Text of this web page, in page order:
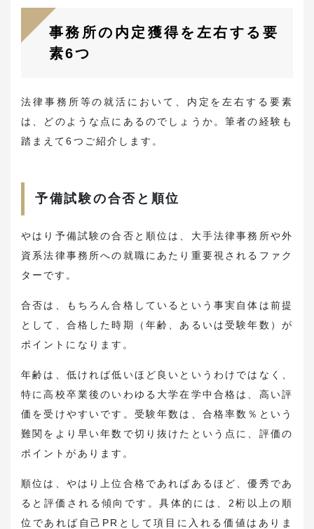
事務所の内定獲得を左右する要
素6つ
法律事務所等の就活において、内定を左右する要素
は、どのような点にあるのでしょうか。筆者の経験も
踏まえて6つご紹介します。
予備試験の合否と順位
やはり予備試験の合否と順位は、大手法律事務所や外
資系法律事務所への就職にあたり重要視されるファク
ターです。
合否は、もちろん合格しているという事実自体は前提
として、合格した時期（年齢、あるいは受験年数）が
ポイントになります。
年齢は、低ければ低いほど良いというわけではなく、
特に高校卒業後のいわゆる大学在学中合格は、高い評
価を受けやすいです。受験年数は、合格率数％という
難関をより早い年数で切り抜けたという点に、評価の
ポイントがあります。
順位は、やはり上位合格であればあるほど、優秀であ
ると評価される傾向です。具体的には、2桁以上の順
位であれば自己PRとして項目に入れる価値はありま